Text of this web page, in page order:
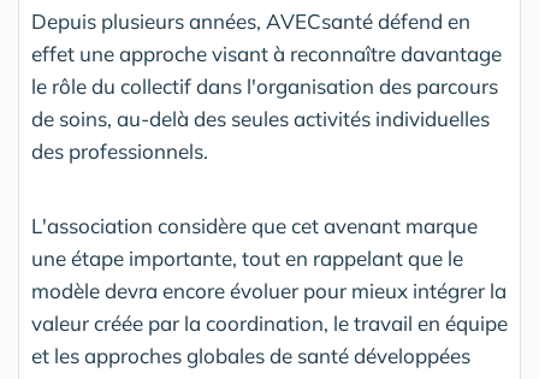
Depuis plusieurs années, AVECsanté défend en
effet une approche visant à reconnaître davantage
le rôle du collectif dans l'organisation des parcours
de soins, au-delà des seules activités individuelles
des professionnels.
L'association considère que cet avenant marque
une étape importante, tout en rappelant que le
modèle devra encore évoluer pour mieux intégrer la
valeur créée par la coordination, le travail en équipe
et les approches globales de santé développées